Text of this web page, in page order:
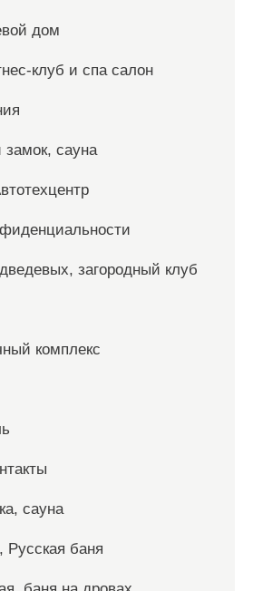
дом
клуб и спа салон
сауна
загородный клуб
комплекс
сауна
Русская баня